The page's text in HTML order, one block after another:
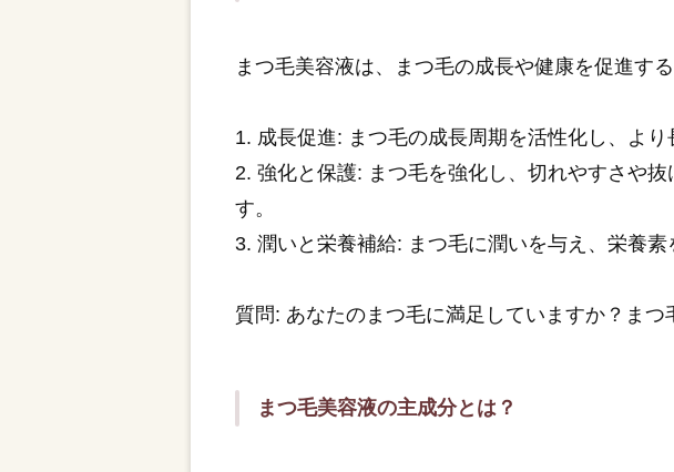
まつ毛美容液は、まつ毛の成長や健康を促進す
1. 成長促進: まつ毛の成長周期を活性化し、よ
2. 強化と保護: まつ毛を強化し、切れやすさや
す。
3. 潤いと栄養補給: まつ毛に潤いを与え、栄養
質問: あなたのまつ毛に満足していますか？ま
まつ毛美容液の主成分とは？